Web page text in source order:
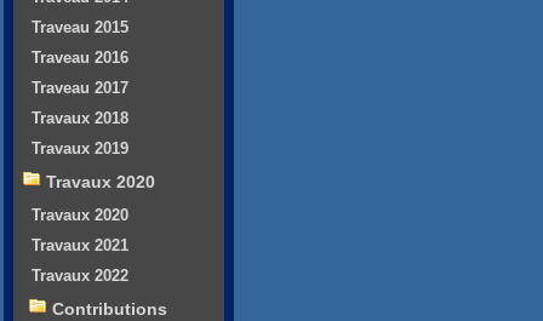
Traveau 2015
Traveau 2016
Traveau 2017
Travaux 2018
Travaux 2019
Travaux 2020
Travaux 2020
Travaux 2021
Travaux 2022
Contributions